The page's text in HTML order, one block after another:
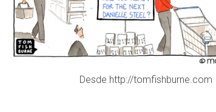
Desde http://tomfishburne.com